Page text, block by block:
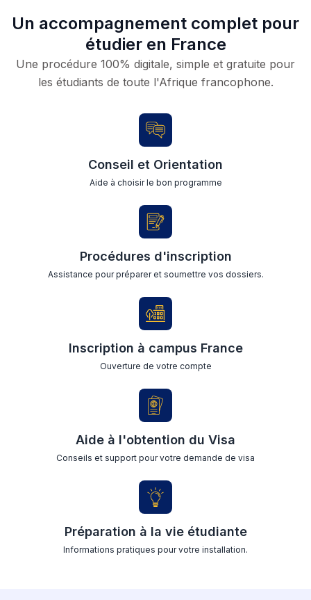
Un accompagnement complet pour
étudier en France
Une procédure 100% digitale, simple et gratuite pour
les étudiants de toute l'Afrique francophone.
Conseil et Orientation
Aide à choisir le bon programme
Procédures d'inscription
Assistance pour préparer et soumettre vos dossiers.
Inscription à campus France
Ouverture de votre compte
Aide à l'obtention du Visa
Conseils et support pour votre demande de visa
Préparation à la vie étudiante
Informations pratiques pour votre installation.